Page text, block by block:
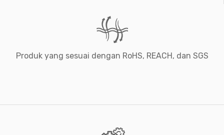
Produk yang sesuai dengan RoHS, REACH, dan SGS